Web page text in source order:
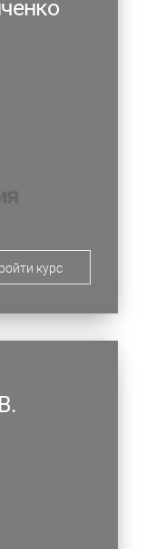
курс